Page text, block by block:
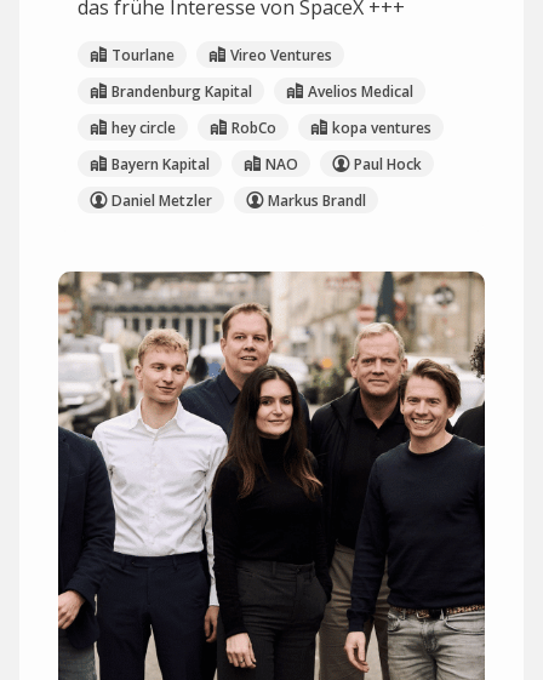
das frühe Interesse von SpaceX +++
Tourlane
Vireo Ventures
Brandenburg Kapital
Avelios Medical
hey circle
RobCo
kopa ventures
Bayern Kapital
NAO
Paul Hock
Daniel Metzler
Markus Brandl